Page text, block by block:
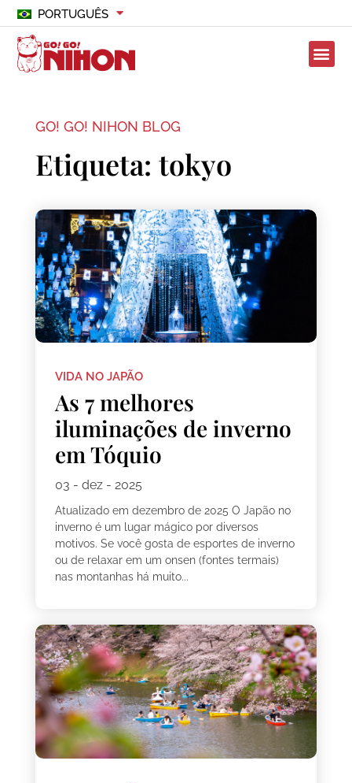
PORTUGUÊS
GO! GO! NIHON BLOG
Etiqueta: tokyo
VIDA NO JAPÃO
As 7 melhores
iluminações de inverno
em Tóquio
03 - dez - 2025
Atualizado em dezembro de 2025 O Japão no
inverno é um lugar mágico por diversos
motivos. Se você gosta de esportes de inverno
ou de relaxar em um onsen (fontes termais)
nas montanhas há muito...